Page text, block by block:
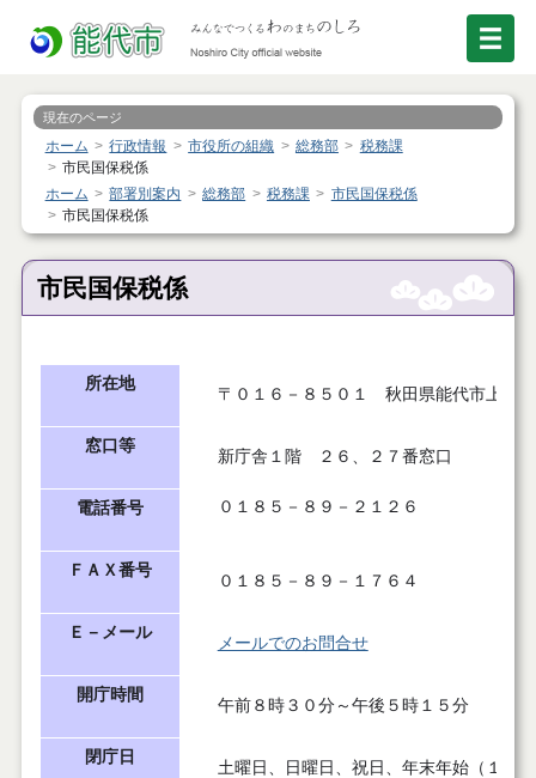
現在のページ
ホーム 行政情報 市役所の組織 総務部
税務課
市民国保税係
ホーム
部署別案内 総務部 税務課
市民国保税係
市民国保税係
市民国保税係
所在地
〒０１６－８５０１ 秋田県能代市上町
窓口等
新庁舎１階 ２６、２７番窓口
電話番号 ０１８５－８９－２１２６
ＦＡＸ番号
０１８５－８９－１７６４
Ｅ－メール
メールでのお問合せ
開庁時間
午前８時３０分～午後５時１５分
閉庁日
土曜日、日曜日、祝日、年末年始（１２